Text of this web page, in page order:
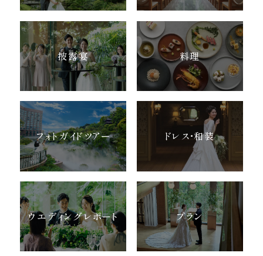
資料請求
ご成約者様へ
ご不明な点やご相談など、
お気軽にお問い合せください
お問合せ ・ 資料請求
披露宴 料理
フォトガイドツアー ドレス・和装
ウエディングレポート プラン